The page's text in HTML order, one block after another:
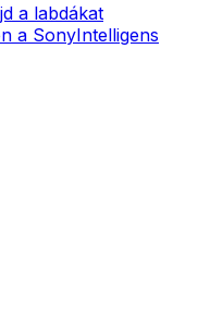
a labdákat
a SonyIntelligens